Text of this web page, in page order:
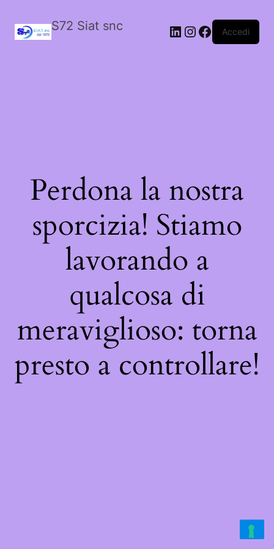
S72 Siat snc LinkedIn
Instagram
Facebook
Accedi
Perdona la nostra
sporcizia! Stiamo
lavorando a
qualcosa di
meraviglioso: torna
presto a controllare!